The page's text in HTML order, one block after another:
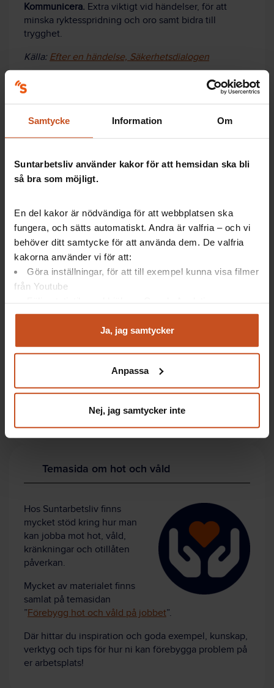
Samtycke Information Om
Suntarbetsliv använder kakor för att hemsidan ska bli
så bra som möjligt.
En del kakor är nödvändiga för att webbplatsen ska
fungera, och sätts automatiskt. Andra är valfria – och vi
behöver ditt samtycke för att använda dem. De valfria
kakorna använder vi för att:
Göra inställningar, för att till exempel kunna visa filmer
från Youtube
Analysera trafik för att kunna visa riktad information
Du kan när som helst återta ditt godkännande genom att
integritet@suntarbetsliv.se.
Ja, jag samtycker
Anpassa
Nej, jag samtycker inte
Kommunicera. Extra viktigt vid händelser, för att
minska ryktesspridning och oro samt bidra till
trygghet.
Källa: Efter en händelse, Säkerhetsdialogen
Här får ni stöd
och säker på din
arbetsplats? Har ni
rutiner? Oavsett
utmaningar går det
att arbeta
förebyggande mot
hot och våld på
arbetet.
som ger stöd i att förebygga på bästa sätt:
Få i gång dialogen genom filmer och aktiviteter
Hantera hot och våld inom SAM (systematiskt
Lär er vikten av tillbudsrapportering
Få vägledning vid akut händelse
Börja utforska Säkerhetsdialogen!
Temasida om hot och våld
Hos Suntarbetsliv finns
mycket stöd kring hur man
kan jobba mot hot, våld,
kränkningar och otillåten
påverkan.
Mycket av materialet finns
samlat på temasidan
”Förebygg hot och våld på jobbet”.
Där hittar du inspiration och goda exempel, kunskap,
verktyg och tips för hur ni kan förebygga problem på
er arbetsplats!